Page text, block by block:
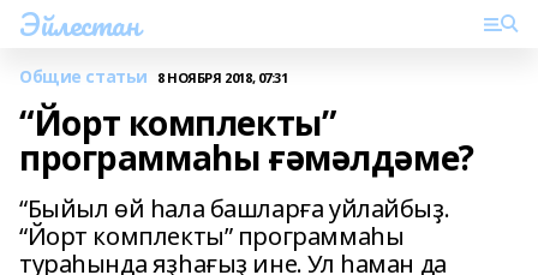
Эйлестан
Общие статьи 8 НОЯБРЯ 2018, 07:31
“Йорт комплекты”
программаһы ғәмәлдәме?
“Быйыл өй һала башларға уйлайбыҙ.
“Йорт комплекты” программаһы
тураһында яҙһағыҙ ине. Ул һаман да